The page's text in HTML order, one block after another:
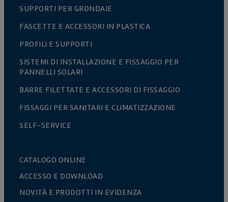
SUPPORTI PER GRONDAIE
FASCETTE E ACCESSORI IN PLASTICA
PROFILI E SUPPORTI
SISTEMI DI INSTALLAZIONE E FISSAGGIO PER
PANNELLI SOLARI
BARRE FILETTATE E ACCESSORI DI FISSAGGIO
FISSAGGI PER SANITARI E CLIMATIZZAZIONE
SELF-SERVICE
CATALOGO ONLINE
ACCESSO E DOWNLOAD
NOVITÀ E PRODOTTI IN EVIDENZA